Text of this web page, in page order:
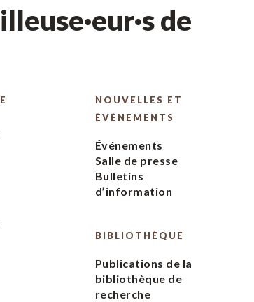
de
NOUVELLES ET
ÉVÉNEMENTS
Événements
Salle de presse
Bulletins
d’information
BIBLIOTHÈQUE
Publications de la
bibliothèque de
recherche